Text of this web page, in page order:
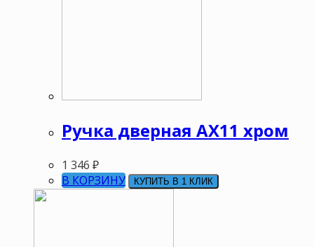
Ручка дверная АХ11 хром
1 346 ₽
В КОРЗИНУ
КУПИТЬ В 1 КЛИК